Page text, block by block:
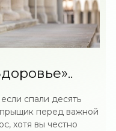
спали десять
прыщик перед важной
хотя вы честно